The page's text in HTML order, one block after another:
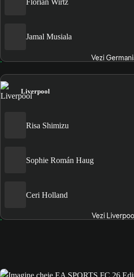
Florian Wirtz
Jamal Musiala
Vezi
Liverpool
Risa Shimizu
Sophie Román Haug
Ceri Holland
Vezi